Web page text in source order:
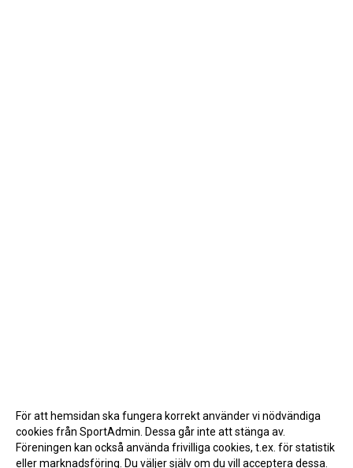
För att hemsidan ska fungera korrekt använder vi nödvändiga
cookies från SportAdmin. Dessa går inte att stänga av.
Föreningen kan också använda frivilliga cookies, t.ex. för statistik
eller marknadsföring. Du väljer själv om du vill acceptera dessa.